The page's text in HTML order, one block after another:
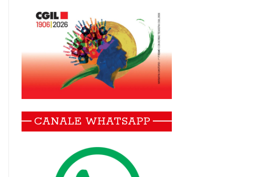
CANALE WHATSAPP